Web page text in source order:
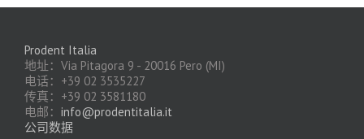
Prodent Italia
地址：Via Pitagora 9 - 20016 Pero (MI)
电话：+39 02 3535227
传真：+39 02 3581180
电邮： info@prodentitalia.it
公司数据